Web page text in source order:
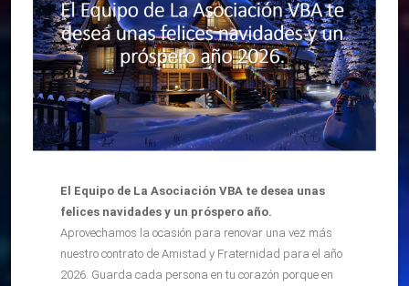
El Equipo de La Asociación VBA te desea unas
felices navidades y un próspero año.
Aprovechamos la ocasión para renovar una vez más
nuestro contrato de Amistad y Fraternidad para el año
2026. Guarda cada persona en tu corazón porque en